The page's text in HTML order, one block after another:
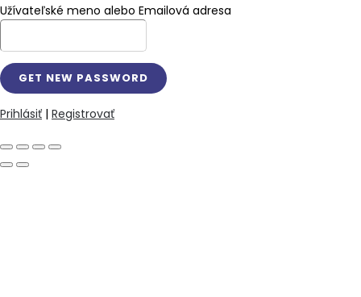
Užívateľské meno alebo Emailová adresa
Prihlásiť | Registrovať